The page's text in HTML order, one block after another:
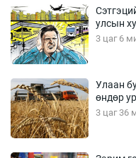
улсын
3 цаг 6
Улаан
өндөр
3 цаг 36